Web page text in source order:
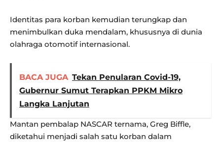
Identitas para korban kemudian terungkap dan
menimbulkan duka mendalam, khususnya di dunia
olahraga otomotif internasional.
BACA JUGA Tekan Penularan Covid-19,
Gubernur Sumut Terapkan PPKM Mikro
Langka Lanjutan
Mantan pembalap NASCAR ternama, Greg Biffle,
diketahui menjadi salah satu korban dalam